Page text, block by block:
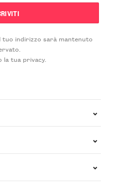
tuo indirizzo sarà mantenuto
la tua privacy.